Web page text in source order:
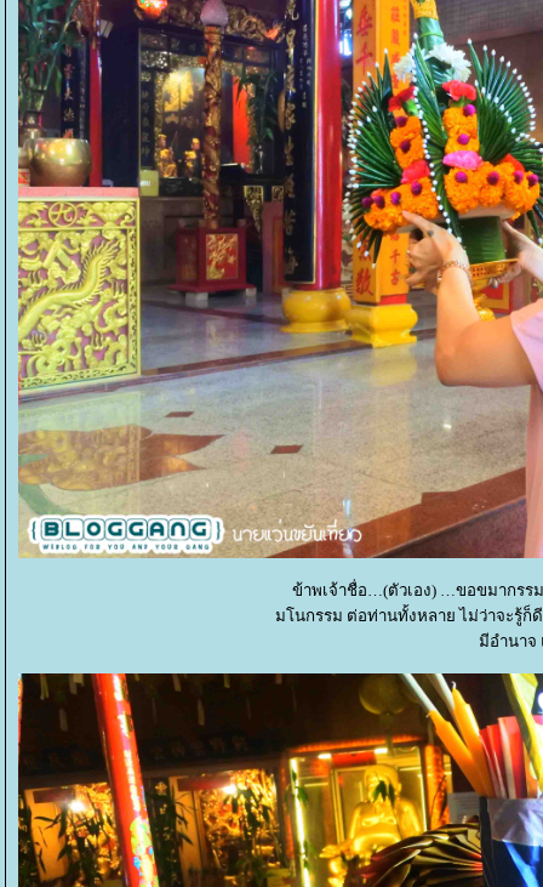
ข้าพเจ้าชื่อ…(ตัวเอง) …ขอขมากรร
มโนกรรม ต่อท่านทั้งหลาย ไม่ว่าจะรู้
มีอำนาจ